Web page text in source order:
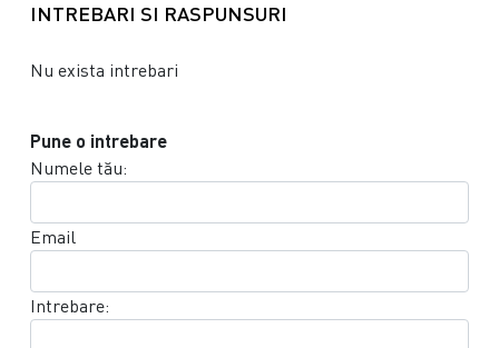
INTREBARI SI RASPUNSURI
Nu exista intrebari
Pune o intrebare
Numele tău:
Email
Intrebare: